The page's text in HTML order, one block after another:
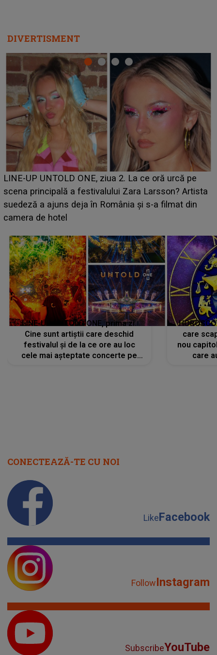
DIVERTISMENT
Ce a dezvăluit noua concurentă din "Casa Iubirii" l-a
luat prin surprindere pe Emanuel. CINE ESTE
BĂIATUL VIZAT de Alexandra?! Aflându-se în fața
faptului împlinit, A RECUNOSCUT IMEDIAT: "Am
LINE-UP UNTOLD ONE, prima zi.
Cine sunt artiștii care deschid
festivalul și de la ce ore au loc
cele mai așteptate concerte pe
care
nou
care
CONECTEAZĂ-TE CU NOI
LikeFacebook
FollowInstagram
SubscribeYouTube